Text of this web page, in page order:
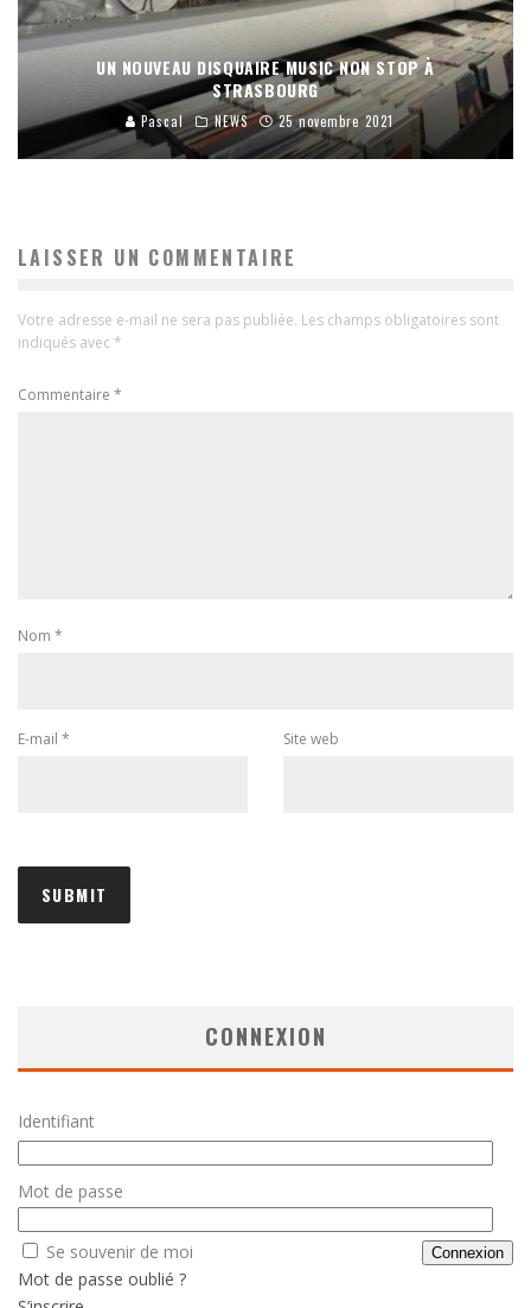
UN NOUVEAU DISQUAIRE MUSIC NON STOP À
STRASBOURG
Pascal NEWS 25 novembre 2021
LAISSER UN COMMENTAIRE
Votre adresse e-mail ne sera pas publiée. Les champs obligatoires sont
indiqués avec *
Commentaire *
Nom *
E-mail * Site web
CONNEXION
Identifiant
Mot de passe
Se souvenir de moi
Mot de passe oublié ?